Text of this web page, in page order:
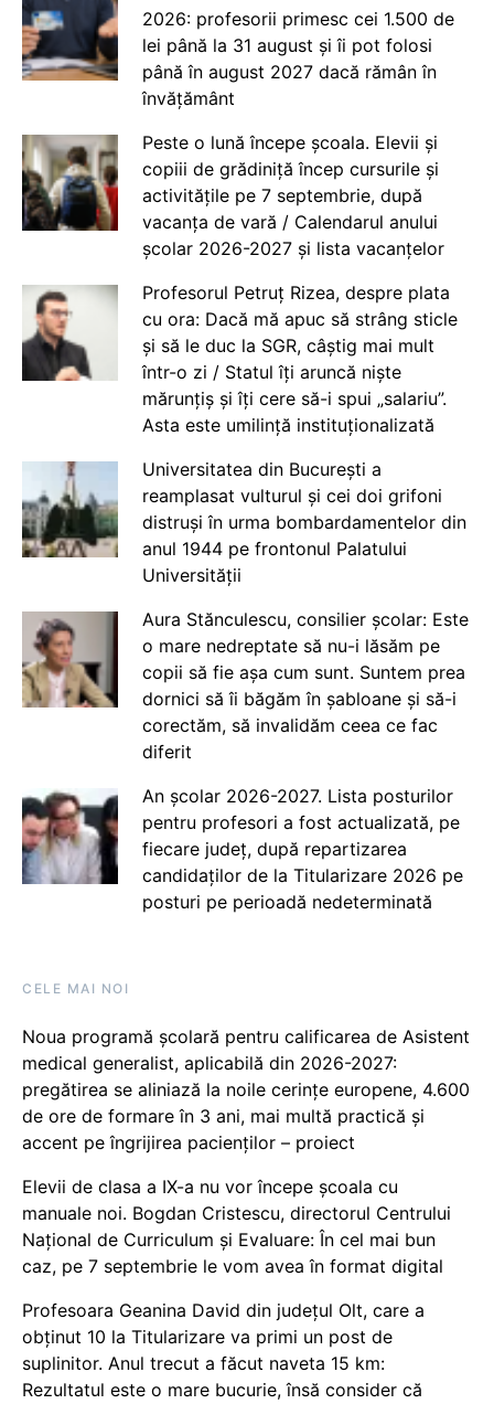
2026: profesorii primesc cei 1.500 de
lei până la 31 august și îi pot folosi
până în august 2027 dacă rămân în
învățământ
Peste o lună începe școala. Elevii și
copiii de grădiniță încep cursurile și
activitățile pe 7 septembrie, după
vacanța de vară / Calendarul anului
școlar 2026-2027 și lista vacanțelor
Profesorul Petruț Rizea, despre plata
cu ora: Dacă mă apuc să strâng sticle
și să le duc la SGR, câștig mai mult
într-o zi / Statul îți aruncă niște
mărunțiș și îți cere să-i spui „salariu”.
Asta este umilință instituționalizată
Universitatea din București a
reamplasat vulturul și cei doi grifoni
distruși în urma bombardamentelor din
anul 1944 pe frontonul Palatului
Universității
Aura Stănculescu, consilier școlar: Este
o mare nedreptate să nu-i lăsăm pe
copii să fie așa cum sunt. Suntem prea
dornici să îi băgăm în șabloane și să-i
corectăm, să invalidăm ceea ce fac
diferit
An școlar 2026-2027. Lista posturilor
pentru profesori a fost actualizată, pe
fiecare județ, după repartizarea
candidaților de la Titularizare 2026 pe
posturi pe perioadă nedeterminată
CELE MAI NOI
Noua programă școlară pentru calificarea de Asistent
medical generalist, aplicabilă din 2026-2027:
pregătirea se aliniază la noile cerințe europene, 4.600
de ore de formare în 3 ani, mai multă practică și
accent pe îngrijirea pacienților – proiect
Elevii de clasa a IX-a nu vor începe școala cu
manuale noi. Bogdan Cristescu, directorul Centrului
Național de Curriculum și Evaluare: În cel mai bun
caz, pe 7 septembrie le vom avea în format digital
Profesoara Geanina David din județul Olt, care a
obținut 10 la Titularizare va primi un post de
suplinitor. Anul trecut a făcut naveta 15 km:
Rezultatul este o mare bucurie, însă consider că